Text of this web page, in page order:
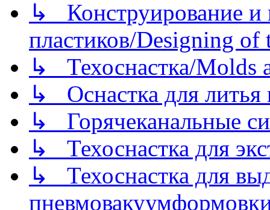
↳ Конструирование и
пластиков/Designing of
↳ Техоснастка/Molds
↳ Оснастка для литья
↳ Горячеканальные
↳ Техоснастка для
↳ Техоснастка для